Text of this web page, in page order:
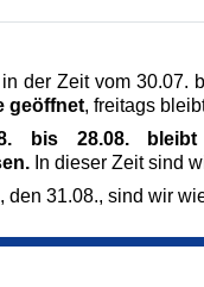
werden –
ersten Treffen
Künstlers
der Zeit vom 30.07.
geöffnet, freitags
bis 28.08.
In dieser Zeit sind
den 31.08., sind wir